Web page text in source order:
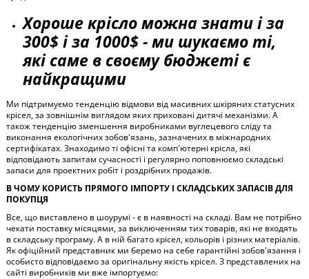
Хороше крісло можна знати і за
300$ і за 1000$ - ми шукаємо ті,
які саме в своєму бюджеті є
найкращими
Ми підтримуємо тенденцію відмови від масивних шкіряних статусних
крісел, за зовнішнім виглядом яких приховані дитячі механізми. А
також тенденцію зменшення виробниками вуглецевого сліду та
виконання екологічних зобов'язань, зазначених в міжнародних
сертифікатах. Знаходимо ті офісні та комп'ютерні крісла, які
відповідають запитам сучасності і регулярно поповнюємо складські
запаси для проектних робіт і роздрібних продажів.
В ЧОМУ КОРИСТЬ ПРЯМОГО ІМПОРТУ І СКЛАДСЬКИХ ЗАПАСІВ ДЛЯ
ПОКУПЦЯ
Все, що виставлено в шоурумі - є в наявності на складі. Вам не потрібно
чекати поставку місяцями, за виключенням тих товарів, які не входять
в складську програму. А в ній багато крісел, кольорів і різних матеріалів.
Як офіційний представник ми беремо на себе гарантійні зобов'язання і
особисто відповідаємо за оригінальну якість крісел. З представлених на
сайті виробників ми вже імпортуємо: